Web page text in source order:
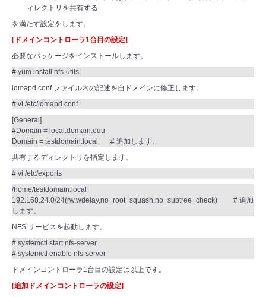
ィレクトリを共有する
を満たす設定をします。
[ドメインコントローラ1台目の設定]
必要なパッケージをインストールします。
# yum install nfs-utils
idmapd.conf ファイル内の記述を自ドメインに修正します。
# vi /etc/idmapd.conf
[General]
#Domain = local.domain.edu
Domain = testdomain.local # 追加します。
共有するディレクトリを指定します。
# vi /etc/exports
/home/testdomain.local
192.168.24.0/24(rw,wdelay,no_root_squash,no_subtree_check) # 追加
します。
NFS サービスを起動します。
# systemctl start nfs-server
# systemctl enable nfs-server
ドメインコントローラ1台目の設定は以上です。
[追加ドメインコントローラの設定]